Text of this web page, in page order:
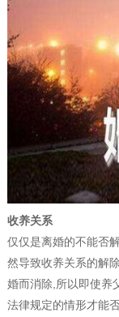
收养关系
仅仅是离婚的不能否
然导致收养关系的解
婚而消除,所以即使养
法律规定的情形才能